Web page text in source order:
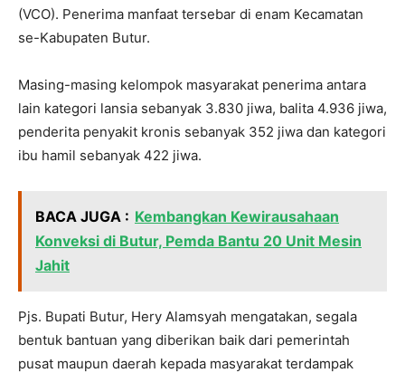
(VCO). Penerima manfaat tersebar di enam Kecamatan
se-Kabupaten Butur.
Masing-masing kelompok masyarakat penerima antara
lain kategori lansia sebanyak 3.830 jiwa, balita 4.936 jiwa,
penderita penyakit kronis sebanyak 352 jiwa dan kategori
ibu hamil sebanyak 422 jiwa.
BACA JUGA : Kembangkan Kewirausahaan
Konveksi di Butur, Pemda Bantu 20 Unit Mesin
Jahit
Pjs. Bupati Butur, Hery Alamsyah mengatakan, segala
bentuk bantuan yang diberikan baik dari pemerintah
pusat maupun daerah kepada masyarakat terdampak